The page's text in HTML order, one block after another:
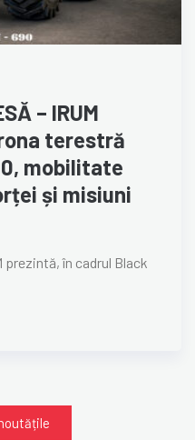
– IRUM
terestră
mobilitate
și misiuni
prezintă, în cadrul Black